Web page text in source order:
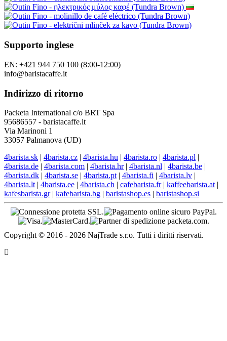
Supporto inglese
EN: +421 944 750 100 (8:00-12:00)
info@baristacaffe.it
Indirizzo di ritorno
Packeta International c/o BRT Spa
95686557 - baristacaffe.it
Via Marinoni 1
33057 Palmanova (UD)
4barista.sk | 4barista.cz | 4barista.hu | 4barista.ro | 4barista.pl |
4barista.de | 4barista.com | 4barista.hr| 4barista.nl | 4barista.be |
4barista.dk | 4barista.se | 4barista.pt | 4barista.fi | 4barista.lv |
4barista.lt | 4barista.ee | 4barista.ch | cafebarista.fr| kaffeebarista.at |
kafesbarista.gr| kafebarista.bg | baristashop.es | baristashop.si
Copyright © 2016 - 2026 NajTrade s.r.o. Tutti i diritti riservati.